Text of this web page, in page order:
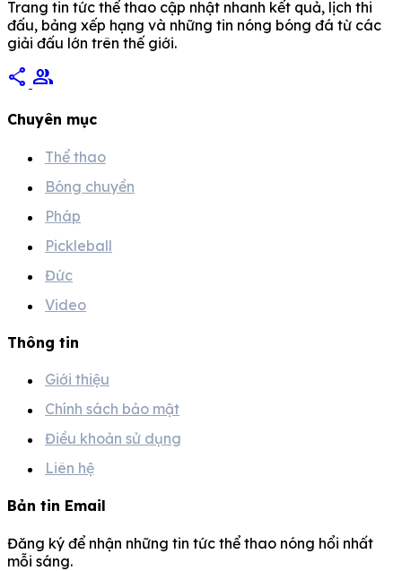
Trang tin tức thể thao cập nhật nhanh kết quả, lịch thi
đấu, bảng xếp hạng và những tin nóng bóng đá từ các
giải đấu lớn trên thế giới.
share group
Chuyên mục
Thể thao
Bóng chuyền
Pháp
Pickleball
Đức
Video
Thông tin
Giới thiệu
Chính sách bảo mật
Điều khoản sử dụng
Liên hệ
Bản tin Email
Đăng ký để nhận những tin tức thể thao nóng hổi nhất
mỗi sáng.